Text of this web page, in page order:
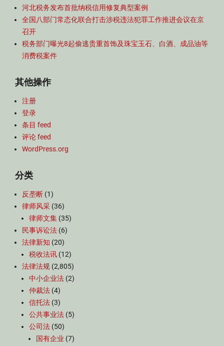
河北税务发布首批纳税信用修复典型案例
全国八部门常态化联合打击涉税违法犯罪工作推进会议在京
召开
税务部门曝光8起偷逃贵重首饰及珠宝玉石、白酒、成品油等
消费税案件
其他操作
注册
登录
条目 feed
评论 feed
WordPress.org
分类
反垄断 (1)
律师风采 (36)
律师文集 (35)
民事诉讼法 (6)
法律新知 (20)
税收法讯 (12)
法律法规 (2,805)
中小企业法 (2)
仲裁法 (4)
信托法 (3)
公共事业法 (5)
公司法 (50)
国有企业 (7)